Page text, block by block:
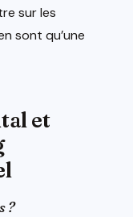
sur les
sont qu’une
et
?